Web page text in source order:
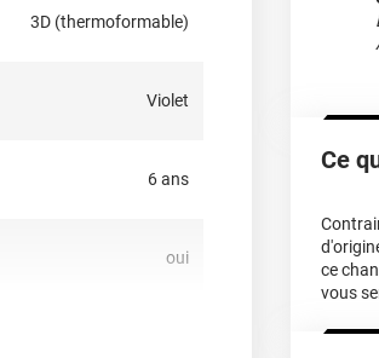
pour éliminer
3D (thermoformable)
Violet
6 ans
oui
Ce
ce
vous